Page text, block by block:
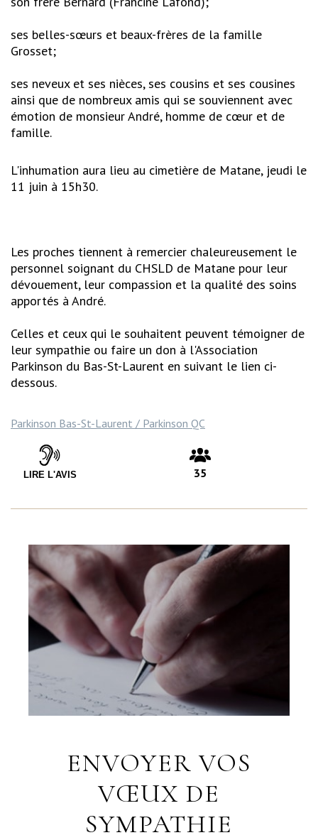
ses belles-sœurs et beaux-frères de la famille
Grosset;
ses neveux et ses nièces, ses cousins et ses cousines
ainsi que de nombreux amis qui se souviennent avec
émotion de monsieur André, homme de cœur et de
famille.
L'inhumation aura lieu au cimetière de Matane, jeudi le
11 juin à 15h30.
Les proches tiennent à remercier chaleureusement le
personnel soignant du CHSLD de Matane pour leur
dévouement, leur compassion et la qualité des soins
apportés à André.
Celles et ceux qui le souhaitent peuvent témoigner de
leur sympathie ou faire un don à l'Association
Parkinson du Bas-St-Laurent en suivant le lien ci-
dessous.
Parkinson Bas-St-Laurent / Parkinson QC
LIRE L'AVIS 35
ENVOYER VOS
VŒUX DE
SYMPATHIE